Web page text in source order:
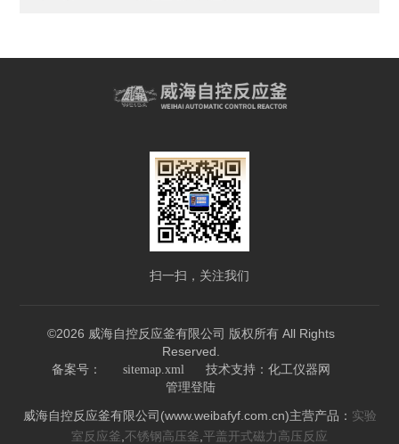
扫一扫，关注我们
©2026 威海自控反应釜有限公司 版权所有 All Rights
Reserved.
备案号： sitemap.xml 技术支持： 化工仪器网
管理登陆
威海自控反应釜有限公司(www.weibafyf.com.cn)主营产品： 实验
室反应釜 不锈钢高压釜 平盖开式磁力高压反应